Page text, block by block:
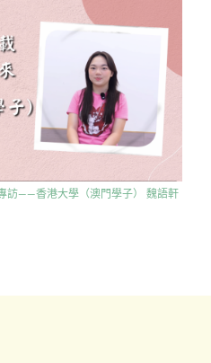
訪——香港大學（澳門學子） 魏語軒